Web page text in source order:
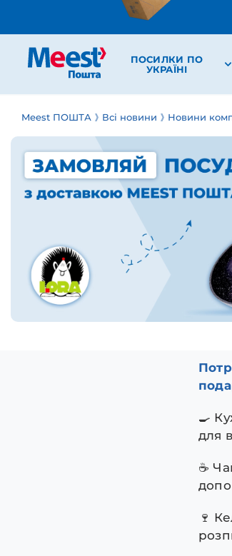
ПОСИЛКИ ПО
УКРАЇНІ
Meest ПОШТА Всі новини Новини
🍳
для
☕️
🍷